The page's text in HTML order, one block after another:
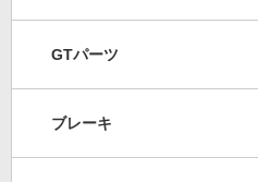
GTパーツ
ブレーキ